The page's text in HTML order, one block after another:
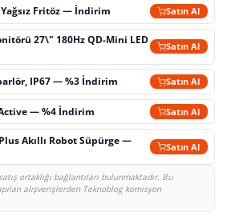
Fritöz — İndirim Satın Al
27\" 180Hz QD-Mini LED
Satın Al
IP67 — %3 İndirim Satın Al
— %4 İndirim Satın Al
Akıllı Robot Süpürge —
Satın Al
ortaklığı bağlantıları bulunmaktadır. Bu
alışverişlerden Teknoblog komisyon